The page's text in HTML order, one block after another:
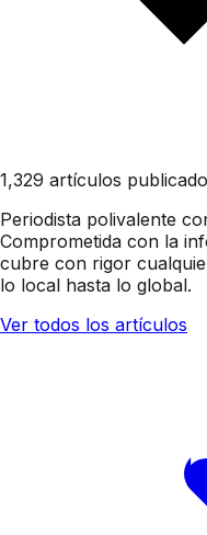
1,329 artículos
Periodista polivalente
Comprometida con la
cubre con rigor
lo local hasta lo global.
Ver todos los artículos